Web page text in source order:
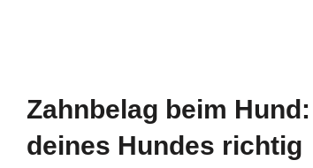
Zahnbelag beim
deines Hundes richtig